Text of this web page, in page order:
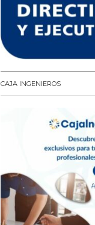
CAJA INGENIEROS